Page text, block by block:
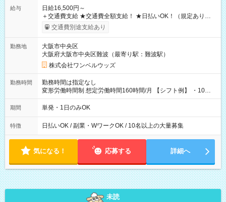
給与
日給16,500円～
＋交通費支給 ★交通費全額支給！ ★日払いOK！（規定あり） ┗
働いたその日に現金GET♪ お仕事後はコンビニATMから 日払
交通費別途支給あり
勤務地
大阪市中央区
大阪府大阪市中央区難波（最寄り駅：難波駅）
株式会社ワンベルウッズ
勤務時間
勤務時間は指定なし
変形労働時間制 想定労働時間160時間/月 【シフト例】 ・10：
00～20：00
期間 単発・1日のみOK
特徴 日払いOK / 副業・WワークOK / 10名以上の大量募集
気になる！ 応募する 詳細へ
未読